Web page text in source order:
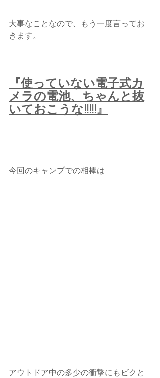
大事なことなので、もう一度言ってお
きます。
『使っていない電子式カ
メラの電池、ちゃんと抜
いておこうな!!!!!』
今回のキャンプでの相棒は
アウトドア中の多少の衝撃にもビクと